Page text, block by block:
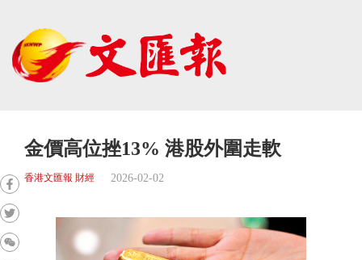
金價高位挫13% 港股外圍走軟
香港文匯報 財經 2026-02-02